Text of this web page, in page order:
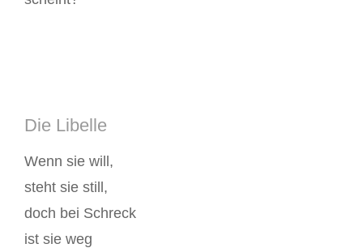
Die Libelle
Wenn sie will,
steht sie still,
doch bei Schreck
ist sie weg